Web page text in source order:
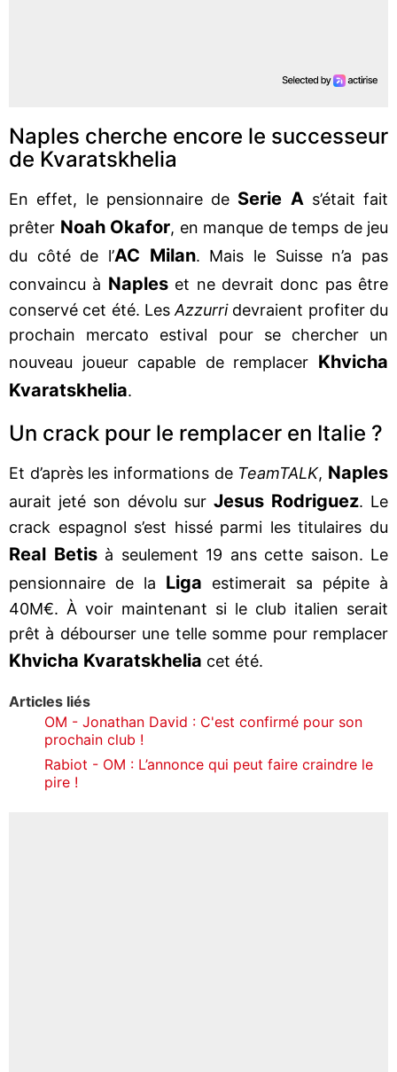
Naples cherche encore le successeur
de Kvaratskhelia
En effet, le pensionnaire de Serie A s’était fait
prêter Noah Okafor, en manque de temps de jeu
du côté de l’AC Milan. Mais le Suisse n’a pas
convaincu à Napleset ne devrait donc pas être
conservé cet été. LesAzzurridevraient profiter du
prochain mercato estival pour se chercher un
nouveau joueur capable de remplacer Khvicha
Kvaratskhelia.
Un crack pour le remplacer en Italie ?
Et d’après les informations de TeamTALK, Naples
aurait jeté son dévolu surJesus Rodriguez. Le
crack espagnol s’est hissé parmi les titulaires du
Real Betisà seulement 19 ans cette saison. Le
pensionnaire de la
Liga estimerait sa pépite à
40M€. À voir maintenant si le club italien serait
prêt à débourser une telle somme pour remplacer
Khvicha Kvaratskhelia cet été.
Articles liés
OM - Jonathan David : C'est confirmé pour son
prochain club !
Rabiot - OM : L’annonce qui peut faire craindre le
pire !